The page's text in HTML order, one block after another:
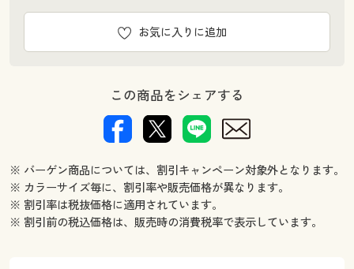
お気に入りに追加
この商品をシェアする
※ バーゲン商品については、割引キャンペーン対象外となります。
※ カラーサイズ毎に、割引率や販売価格が異なります。
※ 割引率は税抜価格に適用されています。
※ 割引前の税込価格は、販売時の消費税率で表示しています。